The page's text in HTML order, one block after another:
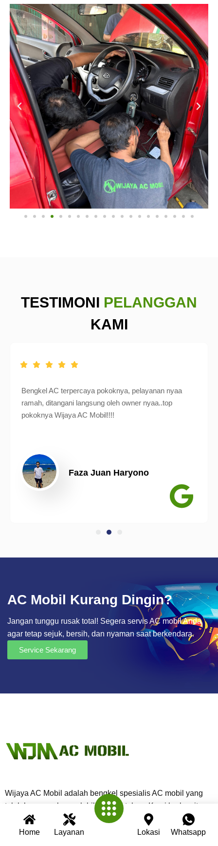
Home Layanan Lokasi Whatsapp
TESTIMONI PELANGGAN
KAMI
Bengkel AC terpercaya pokoknya, pelayanan nyaa
ramah, ditangani langsung oleh owner nyaa..top
pokoknya Wijaya AC Mobil!!!!
Faza Juan Haryono
AC Mobil Kurang Dingin?
Jangan tunggu rusak total! Segera servis AC mobil Anda
agar tetap sejuk, bersih, dan nyaman saat berkendara.
Service Sekarang
Wijaya AC Mobil adalah bengkel spesialis AC mobil yang
telah berpengalaman lebih dari 30 tahun. Kami berkomitmen
memberikan layanan terbaik dengan teknisi profesional,
peralatan modern, dan garansi untuk setiap pengerjaan.